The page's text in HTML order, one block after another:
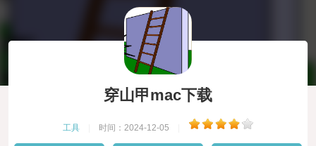
穿山甲mac下载
工具 时间：2024-12-05